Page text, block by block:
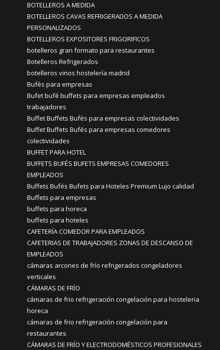
BOTELLEROS A MEDIDA
BOTELLEROS CAVAS REFRIGERADOS A MEDIDA
PERSONALIZADOS
BOTELLEROS EXPOSITORES FRIGORIFICOS
botelleros gran formato para restaurantes
Botelleros Refrigerados
botelleros vinos hostelería madrid
Bufés para empresas
Bufet bufé buffets para empresas empleados
trabajadores
Buffet Buffets Bufés para empresas colectividades
Buffet Buffets Bufés para empresas comedores
colectividades
BUFFET PARA HOTEL
BUFFETS BUFÉS BUFETS EMPRESAS COMEDORES
EMPLEADOS
Buffets Bufés Bufets para Hoteles Premium Lujo calidad
Buffets para empresas
buffets para horeca
buffets para hoteles
CAFETERÍA COMEDOR PARA EMPLEADOS
CAFETERIAS DE TRABAJADORES ZONAS DE DESCANSO DE
EMPLEADOS
cámaras arcones de frío refrigerados congeladores
verticales
CÁMARAS DE FRÍO
cámaras de frio refrigeración congelación para hosteleria
horeca
cámaras de frio refrigeración congelación para
restaurantes
CÁMARAS DE FRÍO Y ELECTRODOMÉSTICOS PROFESIONALES